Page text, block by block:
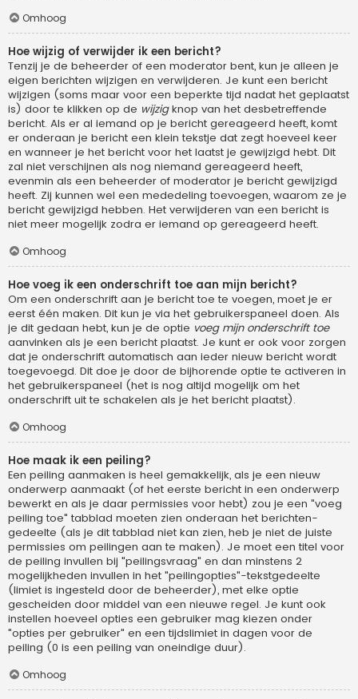
Omhoog
Hoe wijzig of verwijder ik een bericht?
Tenzij je de beheerder of een moderator bent, kun je alleen je
eigen berichten wijzigen en verwijderen. Je kunt een bericht
wijzigen (soms maar voor een beperkte tijd nadat het geplaatst
is) door te klikken op de wijzigknop van het desbetreffende
bericht. Als er al iemand op je bericht gereageerd heeft, komt
er onderaan je bericht een klein tekstje dat zegt hoeveel keer
en wanneer je het bericht voor het laatst je gewijzigd hebt. Dit
zal niet verschijnen als nog niemand gereageerd heeft,
evenmin als een beheerder of moderator je bericht gewijzigd
heeft. Zij kunnen wel een mededeling toevoegen, waarom ze je
bericht gewijzigd hebben. Het verwijderen van een bericht is
niet meer mogelijk zodra er iemand op gereageerd heeft.
Omhoog
Hoe voeg ik een onderschrift toe aan mijn bericht?
Om een onderschrift aan je bericht toe te voegen, moet je er
eerst één maken. Dit kun je via het gebruikerspaneel doen. Als
je dit gedaan hebt, kun je de optie voeg mijn onderschrift toe
aanvinken als je een bericht plaatst. Je kunt er ook voor zorgen
dat je onderschrift automatisch aan ieder nieuw bericht wordt
toegevoegd. Dit doe je door de bijhorende optie te activeren in
het gebruikerspaneel (het is nog altijd mogelijk om het
onderschrift uit te schakelen als je het bericht plaatst).
Omhoog
Hoe maak ik een peiling?
Een peiling aanmaken is heel gemakkelijk, als je een nieuw
onderwerp aanmaakt (of het eerste bericht in een onderwerp
bewerkt en als je daar permissies voor hebt) zou je een "voeg
peiling toe" tabblad moeten zien onderaan het berichten-
gedeelte (als je dit tabblad niet kan zien, heb je niet de juiste
permissies om peilingen aan te maken). Je moet een titel voor
de peiling invullen bij "peilingsvraag" en dan minstens 2
mogelijkheden invullen in het "peilingopties"-tekstgedeelte
(limiet is ingesteld door de beheerder), met elke optie
gescheiden door middel van een nieuwe regel. Je kunt ook
instellen hoeveel opties een gebruiker mag kiezen onder
"opties per gebruiker" en een tijdslimiet in dagen voor de
peiling (0 is een peiling van oneindige duur).
Omhoog